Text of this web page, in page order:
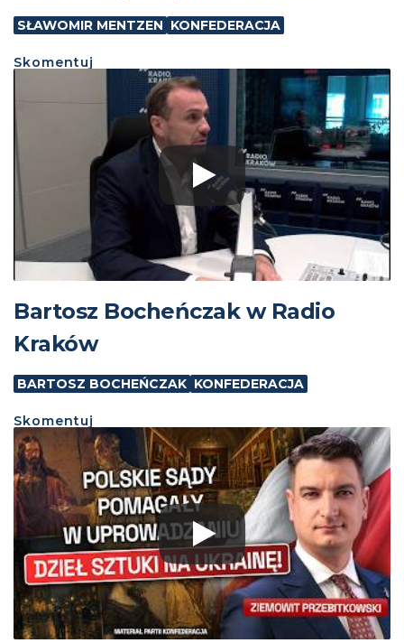
SŁAWOMIR MENTZEN KONFEDERACJA
Skomentuj
Bartosz Bocheńczak w Radio
Kraków
BARTOSZ BOCHEŃCZAK KONFEDERACJA
Skomentuj